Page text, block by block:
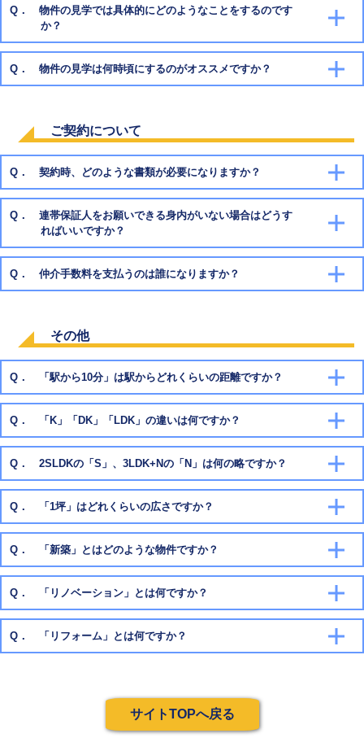
Q． 物件の見学では具体的にどのようなことをするのです
か？
Q． 物件の見学は何時頃にするのがオススメですか？
ご契約について
Q． 契約時、どのような書類が必要になりますか？
入居者全員の続柄記載が必須
契約者の認印
銀行口座引落の場合は銀行印
Q． 連帯保証人をお願いできる身内がいない場合はどうす
ればいいですか？
Q． 仲介手数料を支払うのは誰になりますか？
その他
Q． 「駅から10分」は駅からどれくらいの距離ですか？
Q． 「K」「DK」「LDK」の違いは何ですか？
K
4.5帖未満
DK
4.5帖以上8帖未満
10帖以上
Q． 2SLDKの「S」、3LDK+Nの「N」は何の略ですか？
Q． 「1坪」はどれくらいの広さですか？
Q． 「新築」とはどのような物件ですか？
Q． 「リノベーション」とは何ですか？
Q． 「リフォーム」とは何ですか？
サイトTOPへ戻る